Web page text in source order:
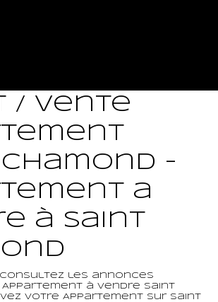
/ Vente
-
a
à Saint
les annonces
Appartement à vendre Saint
votre Appartement sur Saint